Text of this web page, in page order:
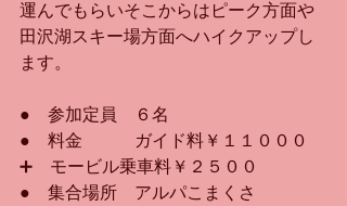
運んでもらいそこからはピーク方面や
田沢湖スキー場方面へハイクアップし
ます。
●　参加定員　６名
●　料金　　　ガイド料￥１１０００
➕　モービル乗車料￥２５００
●　集合場所　アルパこまくさ